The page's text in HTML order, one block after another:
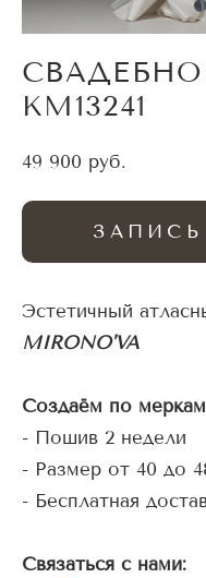
KM13241
49 900 pуб.
ЗАПИСЬ
Эстетичный
MIRONO'VA
Создаём по
- Пошив 2 недели
- Размер от 40 до
- Бесплатная
Связаться с нами: